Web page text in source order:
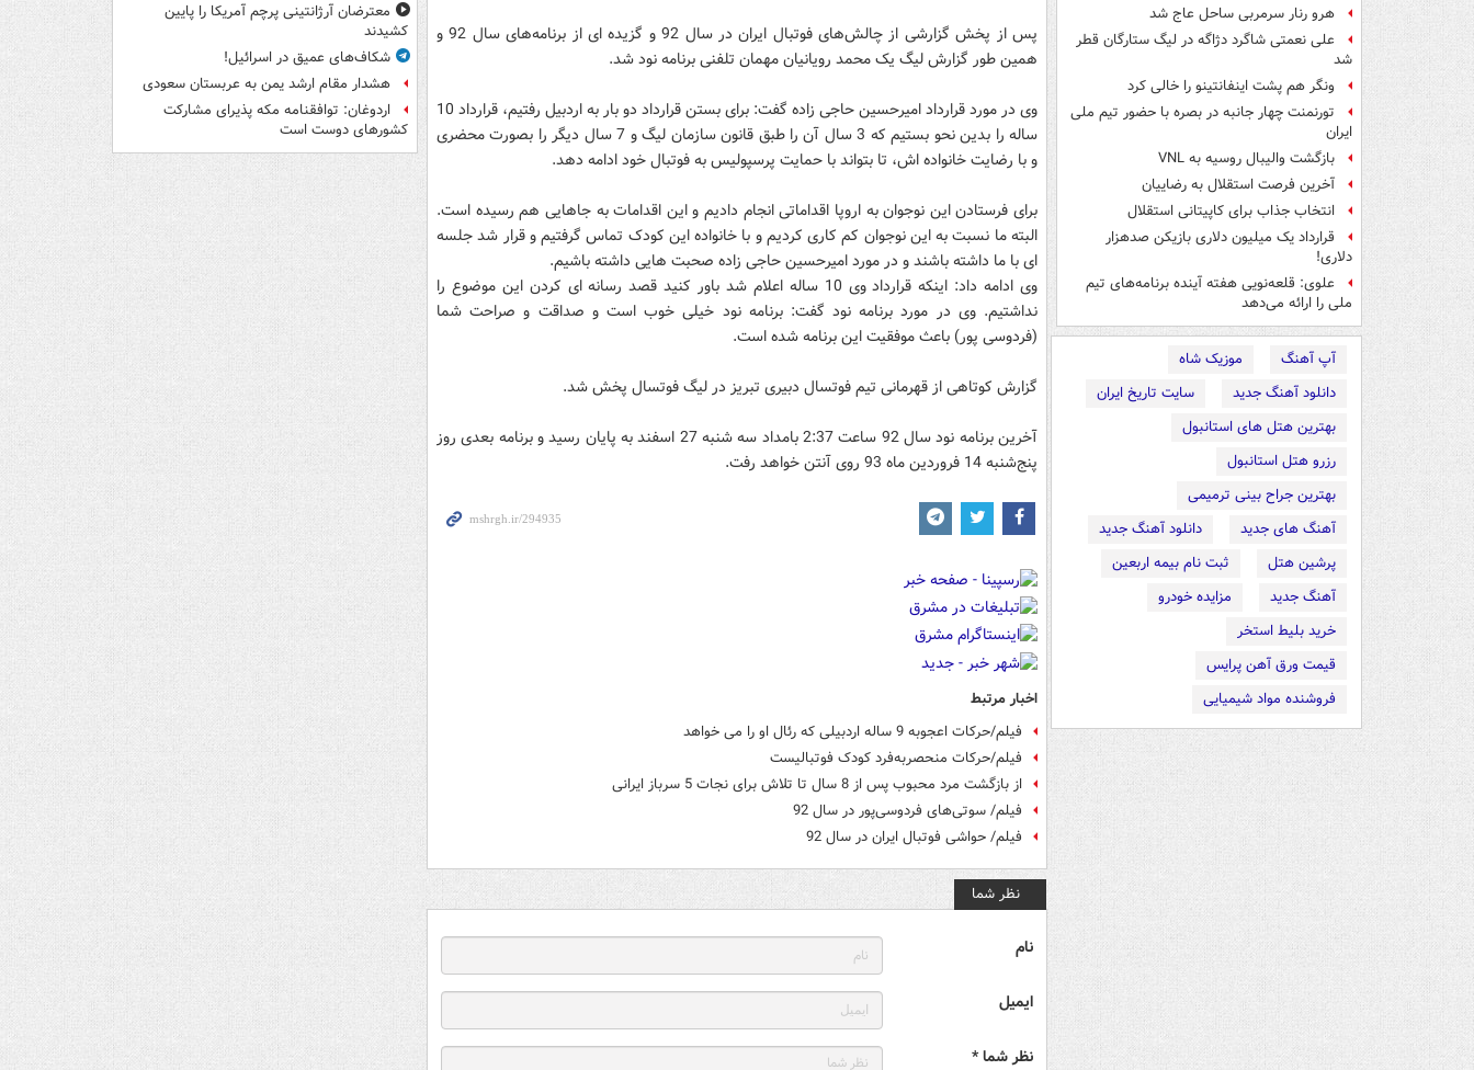
هرو رنار سرمربی ساحل عاج شد
علی نعمتی شاگرد دژاگه در لیگ ستارگان قطر
شد
ونگر هم پشت اینفانتینو را خالی کرد
تورنمنت چهار جانبه در بصره با حضور تیم ملی
ایران
بازگشت والیبال روسیه به VNL
آخرین فرصت استقلال به رضاییان
انتخاب جذاب برای کاپیتانی استقلال
قرارداد یک میلیون دلاری بازیکن صدهزار
دلاری!
علوی: قلعه‌نویی هفته آینده برنامه‌های تیم
ملی را ارائه می‌دهد
آپ آهنگ
موزیک شاه
دانلود آهنگ جدید
سایت تاریخ ایران
بهترین هتل های استانبول
رزرو هتل استانبول
بهترین جراح بینی ترمیمی
آهنگ های جدید
دانلود آهنگ جدید
پرشین هتل
ثبت نام بیمه اربعین
آهنگ جدید
مزایده خودرو
خرید بلیط استخر
قیمت ورق آهن پرایس
فروشنده مواد شیمیایی
پس از پخش گزارشی از چالش‌های فوتبال ایران در سال 92 و گزیده ای از برنامه‌های سال 92 و
همین طور گزارش لیگ یک محمد رویانیان مهمان تلفنی برنامه نود شد.
وی در مورد قرارداد امیرحسین حاجی زاده گفت: برای بستن قرارداد دو بار به اردبیل رفتیم، قرارداد 10
ساله را بدین نحو بستیم که 3 سال آن را طبق قانون سازمان لیگ و 7 سال دیگر را بصورت محضری
و با رضایت خانواده اش، تا بتواند با حمایت پرسپولیس به فوتبال خود ادامه دهد.
برای فرستادن این نوجوان به اروپا اقداماتی انجام دادیم و این اقدامات به جاهایی هم رسیده است.
البته ما نسبت به این نوجوان کم کاری کردیم و با خانواده این کودک تماس گرفتیم و قرار شد جلسه
ای با ما داشته باشند و در مورد امیرحسین حاجی زاده صحبت هایی داشته باشیم.
وی ادامه داد: اینکه قرارداد وی 10 ساله اعلام شد باور کنید قصد رسانه ای کردن این موضوع را
نداشتیم. وی در مورد برنامه نود گفت: برنامه نود خیلی خوب است و صداقت و صراحت شما
(فردوسی پور) باعث موفقیت این برنامه شده است.
گزارش کوتاهی از قهرمانی تیم فوتسال دبیری تبریز در لیگ فوتسال پخش شد.
آخرین برنامه نود سال 92 ساعت 2:37 بامداد سه شنبه 27 اسفند به پایان رسید و برنامه بعدی روز
پنج‌شنبه 14 فروردین ماه 93 روی آنتن خواهد رفت.
اخبار مرتبط
فیلم/حرکات اعجوبه 9 ساله اردبیلی که رئال او را می خواهد
فیلم/حرکات منحصربه‌فرد کودک فوتبالیست
از بازگشت مرد محبوب پس از 8 سال تا تلاش برای نجات 5 سرباز ایرانی
فیلم/ سوتی‌های فردوسی‌پور در سال 92
فیلم/ حواشی فوتبال ایران در سال 92
نظر شما
نام
ایمیل
نظر شما *
معترضان آرژانتینی پرچم آمریکا را پایین
کشیدند
شکاف‌های عمیق در اسرائیل!
هشدار مقام ارشد یمن به عربستان سعودی
اردوغان: توافقنامه مکه پذیرای مشارکت
کشورهای دوست است